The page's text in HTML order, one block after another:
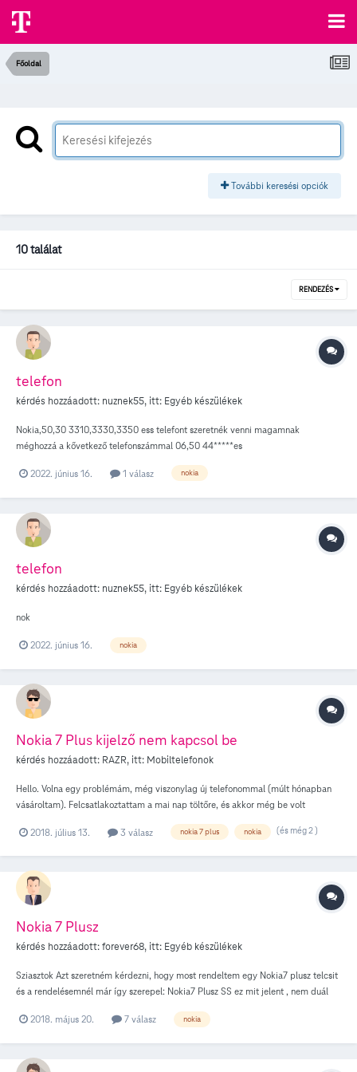
Főoldal
További keresési opciók
10 találat
RENDEZÉS
telefon
kérdés hozzáadott: nuznek55, itt: Egyéb készülékek
Nokia,50,30 3310,3330,3350 ess telefont szeretnék venni magamnak
méghozzá a kővetkező telefonszámmal 06,50 44*****es
2022. június 16. 1 válasz nokia
telefon
kérdés hozzáadott: nuznek55, itt: Egyéb készülékek
nok
2022. június 16. nokia
Nokia 7 Plus kijelző nem kapcsol be
kérdés hozzáadott: RAZR, itt: Mobiltelefonok
Hello. Volna egy problémám, még viszonylag új telefonommal (múlt hónapban
vásároltam). Felcsatlakoztattam a mai nap töltőre, és akkor még be volt
ekkor lefagyott a telefon kijelzője. Kikapcsoltam a kijelzőt, hogy majd én
nem működik, a kijelző azóta se kapcsol vissza, de a telefon meg be van
kapcsolva. Sajnos akkumulátort nem tudom kiszedni, mivel a telefon olyan, hogy
a hátlapot csak szervizben lehet eltávolítani. De ettől függetlenül, lehet vele mit
Telekomba ahol vettem és ők megcsinálják?
2018. július 13. 3 válasz nokia 7 plus nokia (és még 2 )
Nokia 7 Plusz
kérdés hozzáadott:forever68, itt: Egyéb készülékek
Sziasztok Azt szeretném kérdezni, hogy most rendeltem egy Nokia7 plusz telcsit
és a rendelésemnél már így szerepel: Nokia7 Plusz SS ez mit jelent , nem duál
2018. május 20.
7 válasz nokia